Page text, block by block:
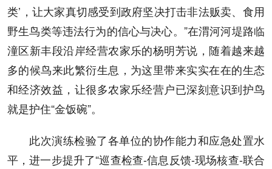
类’，让大家真切感受到政府坚决打击非法贩卖、食用
野生鸟类等违法行为的信心与决心。”在渭河河堤路临
潼区新丰段沿岸经营农家乐的杨明芳说，随着越来越
多的候鸟来此繁衍生息，为这里带来实实在在的生态
和经济效益，让很多农家乐经营户已深刻意识到护鸟
就是护住“金饭碗”。
此次演练检验了各单位的协作能力和应急处置水
平，进一步提升了“巡查检查-信息反馈-现场核查-联合